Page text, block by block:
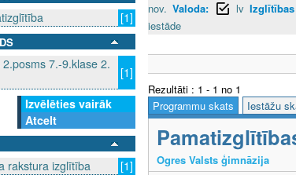
[1]
7.-9.klase 2.
[1]
Izvēlēties vairāk
Atcelt
rakstura izglītība
[1]
nov. Valoda: lv
iestāde
Rezultāti : 1 - 1 no 1
Programmu skats
Iestāžu
Ogres Valsts ģimnāzija